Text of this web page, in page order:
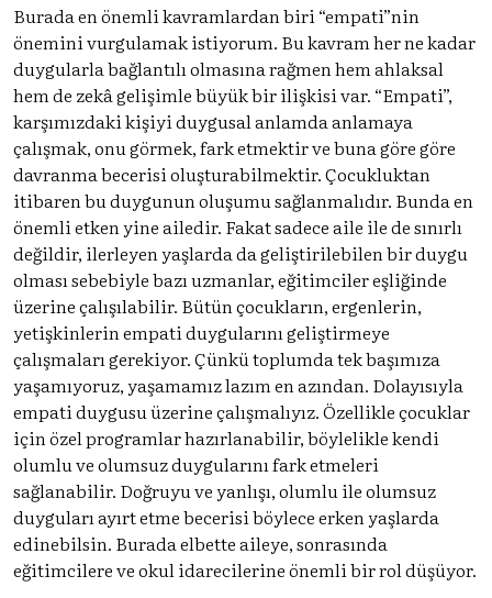
Burada en önemli kavramlardan biri “empati”nin
önemini vurgulamak istiyorum. Bu kavram her ne kadar
duygularla bağlantılı olmasına rağmen hem ahlaksal
hem de zekâ gelişimle büyük bir ilişkisi var. “Empati”,
karşımızdaki kişiyi duygusal anlamda anlamaya
çalışmak, onu görmek, fark etmektir ve buna göre göre
davranma becerisi oluşturabilmektir. Çocukluktan
itibaren bu duygunun oluşumu sağlanmalıdır. Bunda en
önemli etken yine ailedir. Fakat sadece aile ile de sınırlı
değildir, ilerleyen yaşlarda da geliştirilebilen bir duygu
olması sebebiyle bazı uzmanlar, eğitimciler eşliğinde
üzerine çalışılabilir. Bütün çocukların, ergenlerin,
yetişkinlerin empati duygularını geliştirmeye
çalışmaları gerekiyor. Çünkü toplumda tek başımıza
yaşamıyoruz, yaşamamız lazım en azından. Dolayısıyla
empati duygusu üzerine çalışmalıyız. Özellikle çocuklar
için özel programlar hazırlanabilir, böylelikle kendi
olumlu ve olumsuz duygularını fark etmeleri
sağlanabilir. Doğruyu ve yanlışı, olumlu ile olumsuz
duyguları ayırt etme becerisi böylece erken yaşlarda
edinebilsin. Burada elbette aileye, sonrasında
eğitimcilere ve okul idarecilerine önemli bir rol düşüyor.